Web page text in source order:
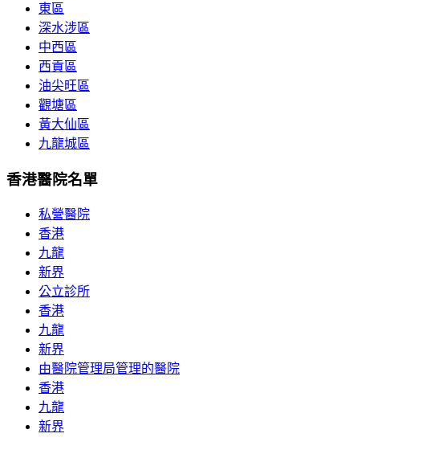
東區
深水涉區
中西區
西貢區
油尖旺區
觀塘區
黃大仙區
九龍城區
香港醫院名單
私營醫院
香港
九龍
新界
公立診所
香港
九龍
新界
由醫院管理局管理的醫院
香港
九龍
新界